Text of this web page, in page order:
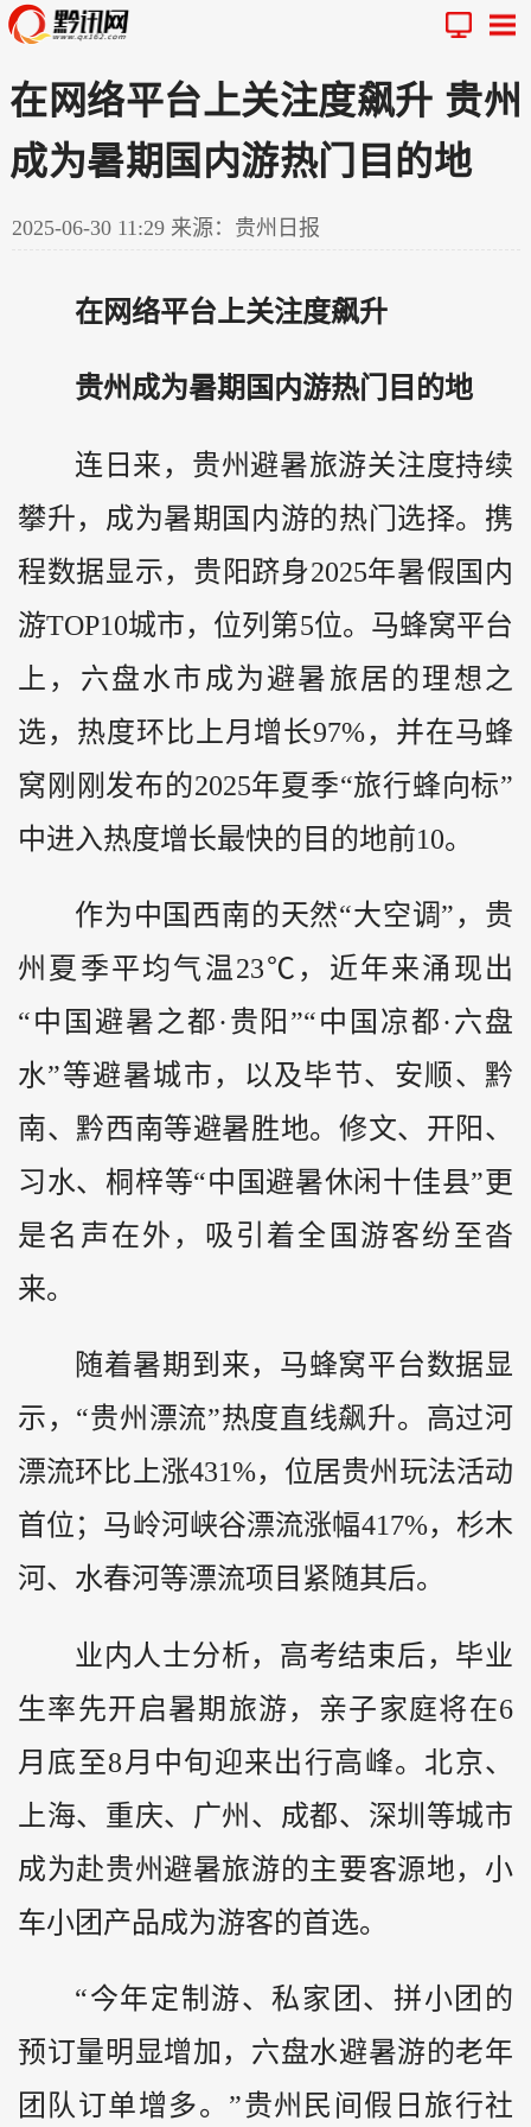
在网络平台上关注度飙升 贵州
成为暑期国内游热门目的地
2025-06-30 11:29 来源：贵州日报
在网络平台上关注度飙升
贵州成为暑期国内游热门目的地
连日来，贵州避暑旅游关注度持续
攀升，成为暑期国内游的热门选择。携
程数据显示，贵阳跻身2025年暑假国内
游TOP10城市，位列第5位。马蜂窝平台
上，六盘水市成为避暑旅居的理想之
选，热度环比上月增长97%，并在马蜂
窝刚刚发布的2025年夏季“旅行蜂向标”
中进入热度增长最快的目的地前10。
作为中国西南的天然“大空调”，贵
州夏季平均气温23℃，近年来涌现出
“中国避暑之都·贵阳”“中国凉都·六盘
水”等避暑城市，以及毕节、安顺、 黔
南、黔西南等避暑胜地。修文、开阳、
习水、桐梓等“中国避暑休闲十佳县”更
是名声在外，吸引着全国游客纷至沓
来。
随着暑期到来，马蜂窝平台数据显
示，“贵州漂流”热度直线飙升。高过河
漂流环比上涨431%，位居贵州玩法活动
首位；马岭河峡谷漂流涨幅417%，杉木
河、水春河等漂流项目紧随其后。
业内人士分析，高考结束后，毕业
生率先开启暑期旅游，亲子家庭将在6
月底至8月中旬迎来出行高峰。北京、
上海、重庆、广州、成都、深圳等城市
成为赴贵州避暑旅游的主要客源地，小
车小团产品成为游客的首选。
“今年定制游、私家团、拼小团的
预订量明显增加，六盘水避暑游的老年
团队订单增多。”贵州民间假日旅行社